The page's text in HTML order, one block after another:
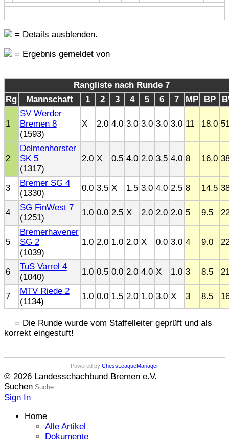
= Details ausblenden.
= Ergebnis gemeldet von
Rangliste nach Runde 7
Rg
Mannschaft 1 2 3 4 5 6 7 MP BP
1
SV Werder
Bremen 8
(1593)
X 2.0 4.0 3.0 3.0 3.0 3.0 11 18.0
2
Delmenhorster
SK 5
(1317)
2.0 X 0.5 4.0 2.0 3.5 4.0 8 16.0
3
Bremer SG 4
(1330)
0.0 3.5 X 1.5 3.0 4.0 2.5 8 14.5
4
SG FinWest 7
(1251)
1.0 0.0 2.5 X 2.0 2.0 2.0 5 9.5
5
Bremerhavener
SG 2
(1039)
1.0 2.0 1.0 2.0 X 0.0 3.0 4 9.0
6
TuS Varrel 4
(1040)
1.0 0.5 0.0 2.0 4.0 X 1.0 3 8.5
7
MTV Riede 2
(1134)
1.0 0.0 1.5 2.0 1.0 3.0 X 3 8.5
= Die Runde wurde vom Staffelleiter geprüft und als
korrekt eingestuft!
Powered by ChessLeagueManager
© 2026 Landesschachbund Bremen e.V.
Suchen
Sign In
Home
Alle Artikel
Dokumente